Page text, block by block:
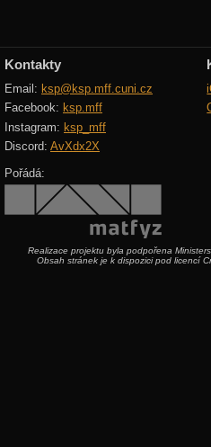
Kontakty
Email: ksp@ksp.mff.cuni.cz
Facebook: ksp.mff
Instagram: ksp_mff
Discord: AvXdx2X
Pořádá:
Realizace projektu byla podpořena
Obsah stránek je k dispozici pod licencí